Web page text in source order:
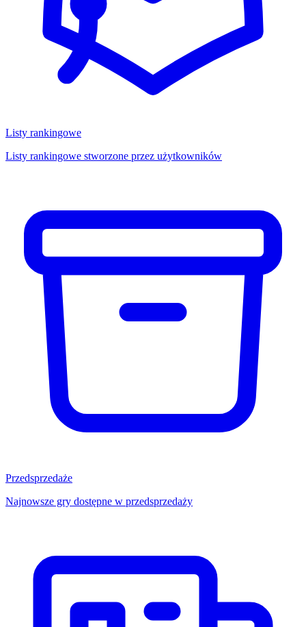
Listy rankingowe
Listy rankingowe stworzone przez użytkowników
Przedsprzedaże
Najnowsze gry dostępne w przedsprzedaży